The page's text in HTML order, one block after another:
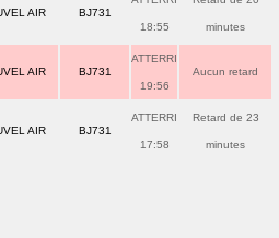
AIR BJ731
18:55 minutes
AIR BJ731
ATTERRI
19:56
Aucun retard
AIR BJ731
ATTERRI
17:58
Retard de 23
minutes